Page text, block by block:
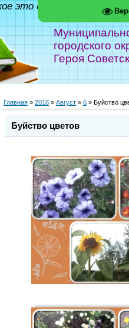
городского
Героя
это дело - школа!"
Главная » 2018 » Август » 6 » Буйство
Буйство цветов